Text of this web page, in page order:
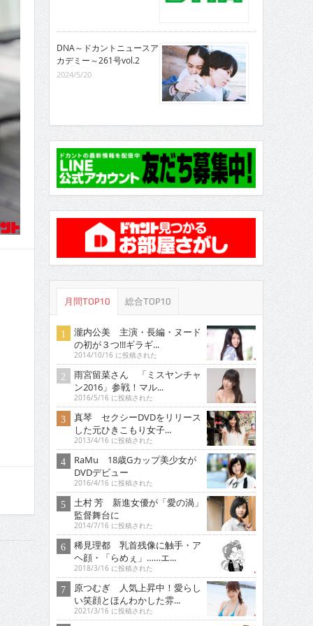
DNA～ドカントニュースア
カデミー～261号vol.2
2024/5/20
月間TOP10 総合TOP10
瀧内公美 主演・長編・ヌード
の初が３つ!!!ギラギ...
2014/10/16 に投稿された
雨宮留菜さん 「ミスヤンチャ
ン2016」参戦！マル...
2016/5/16 に投稿された
真琴 セクシーDVDをリリース
した元ひきこもり女子...
2013/4/16 に投稿された
RaMu 18歳Gカップ美少女が
DVDデビュー
2016/4/16 に投稿された
土村 芳 新進女優が「愛の渦」
監督舞台に
2014/7/16 に投稿された
稀見理都 乳首残像に触手・ア
ヘ顔・「らめぇ」……エ...
2018/3/16 に投稿された
原つむぎ 人気上昇中！愛らし
い笑顔とほんわかした雰...
2021/3/16 に投稿された